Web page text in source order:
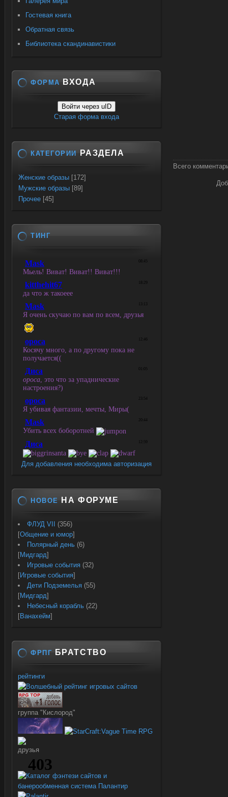
Всего
Гостевая книга
Обратная связь
Библиотека скандинавистики
ФОРМА ВХОДА
Войти через uID
Старая форма входа
КАТЕГОРИИ РАЗДЕЛА
Женские образы [172]
Мужские образы [89]
Прочее [45]
ТИНГ
Для добавления необходима авторизация
НОВОЕ НА ФОРУМЕ
ФЛУД VII
(356)
[Общение и юмор]
Полярный день (6)
[Мидгард]
Игровые события (32)
[Игровые события]
Дети Подземелья (55)
[Мидгард]
Небесный корабль (22)
[Ванахейм]
ФРПГ БРАТСТВО
рейтинги
группа "Кислород"
друзья